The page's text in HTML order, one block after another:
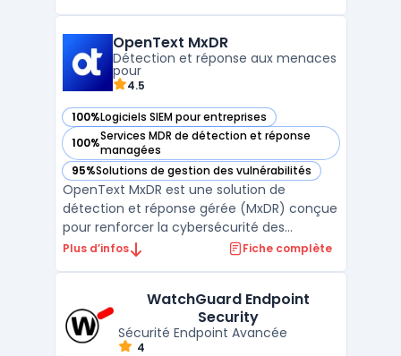
Stormshield garantit une protection
avancée adaptée aux bes ...
OpenText MxDR
Détection et réponse aux menaces
pour
4.5
100%Logiciels SIEM pour entreprises
— voir OpenText MxDR dans cette catégorie
100%Services MDR de détection et réponse
managées
— voir OpenText MxDR dans cette catégorie
95%Solutions de gestion des vulnérabilités
— voir OpenText MxDR dans cette catégorie
OpenText MxDR est une solution de
détection et réponse gérée (MxDR) conçue
pour renforcer la cybersécurité des
entreprises grâce à une protection
continue et expertise humaine pour
identifier et traiter les menaces en temps r
...
Plus d’infos Fiche complète
WatchGuard Endpoint
Security
Sécurité Endpoint Avancée
4